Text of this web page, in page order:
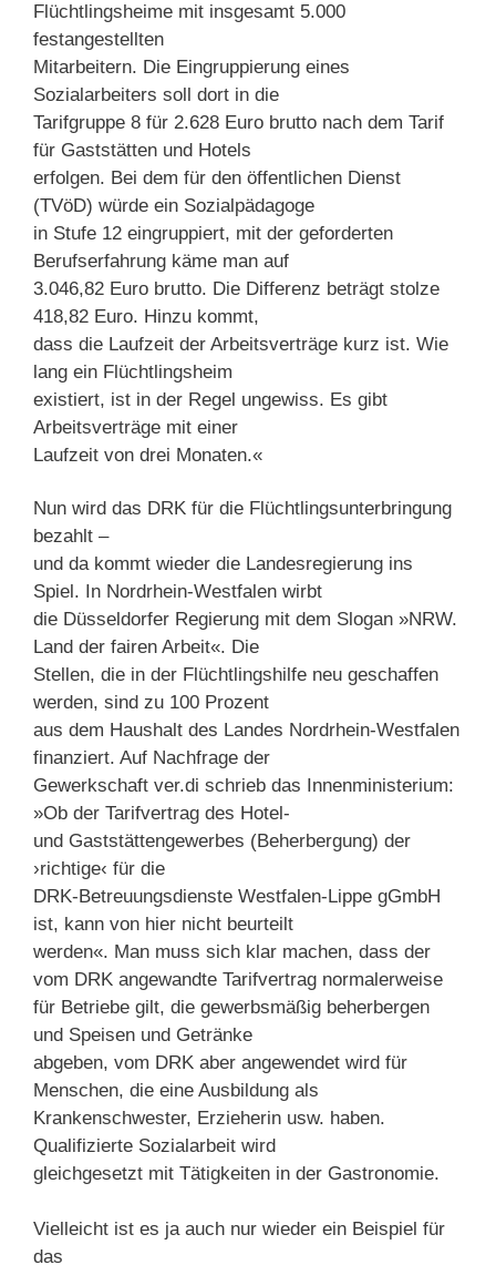
Flüchtlingsheime mit insgesamt 5.000
festangestellten
Mitarbeitern. Die Eingruppierung eines
Sozialarbeiters soll dort in die
Tarifgruppe 8 für 2.628 Euro brutto nach dem Tarif
für Gaststätten und Hotels
erfolgen. Bei dem für den öffentlichen Dienst
(TVöD) würde ein Sozialpädagoge
in Stufe 12 eingruppiert, mit der geforderten
Berufserfahrung käme man auf
3.046,82 Euro brutto. Die Differenz beträgt stolze
418,82 Euro. Hinzu kommt,
dass die Laufzeit der Arbeitsverträge kurz ist. Wie
lang ein Flüchtlingsheim
existiert, ist in der Regel ungewiss. Es gibt
Arbeitsverträge mit einer
Laufzeit von drei Monaten.«
Nun wird das DRK für die Flüchtlingsunterbringung
bezahlt –
und da kommt wieder die Landesregierung ins
Spiel. In Nordrhein-Westfalen wirbt
die Düsseldorfer Regierung mit dem Slogan »NRW.
Land der fairen Arbeit«. Die
Stellen, die in der Flüchtlingshilfe neu geschaffen
werden, sind zu 100 Prozent
aus dem Haushalt des Landes Nordrhein-Westfalen
finanziert. Auf Nachfrage der
Gewerkschaft ver.di schrieb das Innenministerium:
»Ob der Tarifvertrag des Hotel-
und Gaststättengewerbes (Beherbergung) der
›richtige‹ für die
DRK-Betreuungsdienste Westfalen-Lippe gGmbH
ist, kann von hier nicht beurteilt
werden«. Man muss sich klar machen, dass der
vom DRK angewandte Tarifvertrag normalerweise
für Betriebe gilt, die gewerbsmäßig beherbergen
und Speisen und Getränke
abgeben, vom DRK aber angewendet wird für
Menschen, die eine Ausbildung als
Krankenschwester, Erzieherin usw. haben.
Qualifizierte Sozialarbeit wird
gleichgesetzt mit Tätigkeiten in der Gastronomie.
Vielleicht ist es ja auch nur wieder ein Beispiel für
das